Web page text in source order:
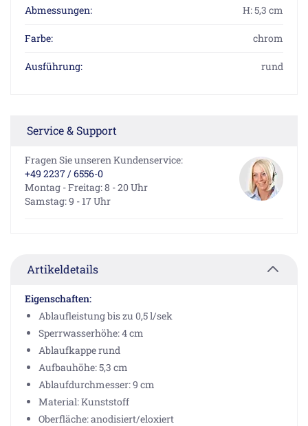
Abmessungen: H: 5,3 cm
Farbe: chrom
Ausführung: rund
Service & Support
Fragen Sie unseren Kundenservice:
+49 2237 / 6556-0
Montag - Freitag: 8 - 20 Uhr
Samstag: 9 - 17 Uhr
Artikeldetails
Eigenschaften:
Ablaufleistung bis zu 0,5 l/sek
Sperrwasserhöhe: 4 cm
Ablaufkappe rund
Aufbauhöhe: 5,3 cm
Ablaufdurchmesser: 9 cm
Material: Kunststoff
Oberfläche: anodisiert/eloxiert